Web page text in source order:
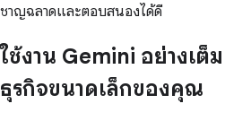
ชาญฉลาดและตอบสนองได้ดี
ใช้งาน Gemini อย่างเต็
ธุรกิจขนาดเล็กของคุณ